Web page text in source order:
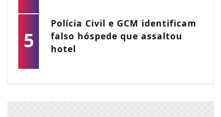
5
Polícia Civil e GCM identificam
falso hóspede que assaltou
hotel